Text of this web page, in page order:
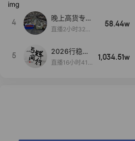
4
晚上高货专场
大放漏
直播2小时32分
58.44w
5
2026行稳致
远
直播16小时41
1,034.51w